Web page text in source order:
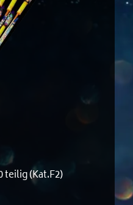
(Kat.F2)